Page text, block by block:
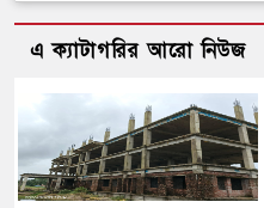
এ ক্যাটাগরির আরো নিউজ